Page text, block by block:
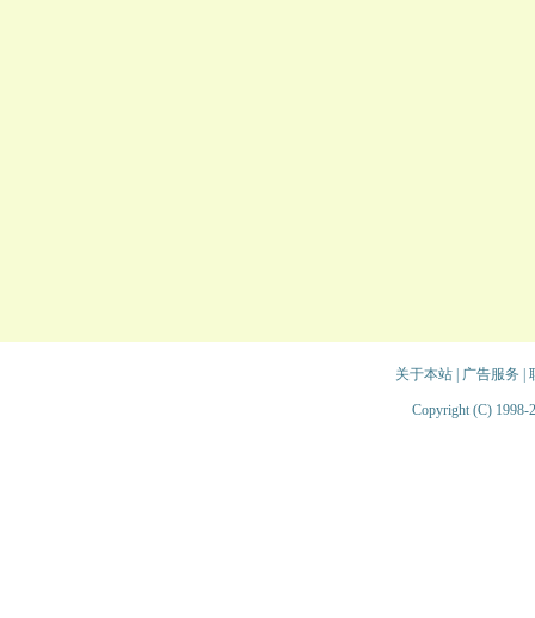
关于本站| 广告服务
Copyright (C) 1998-